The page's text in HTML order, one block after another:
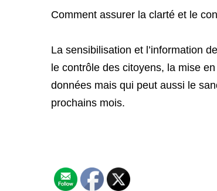
Comment assurer la clarté et le
La sensibilisation et l’information
le contrôle des citoyens, la mise
données mais qui peut aussi le
prochains mois.